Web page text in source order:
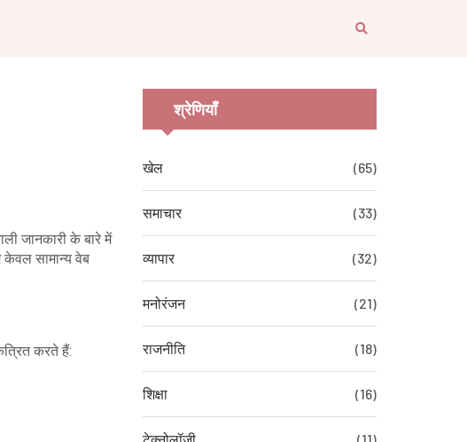
जानकारी के बारे में
सामान्य वेब
करते हैं:
श्रेणियाँ
खेल (65)
समाचार (33)
व्यापार (32)
मनोरंजन (21)
राजनीति (18)
शिक्षा (16)